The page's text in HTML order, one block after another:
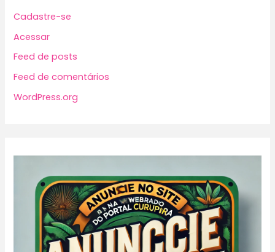
Cadastre-se
Acessar
Feed de posts
Feed de comentários
WordPress.org